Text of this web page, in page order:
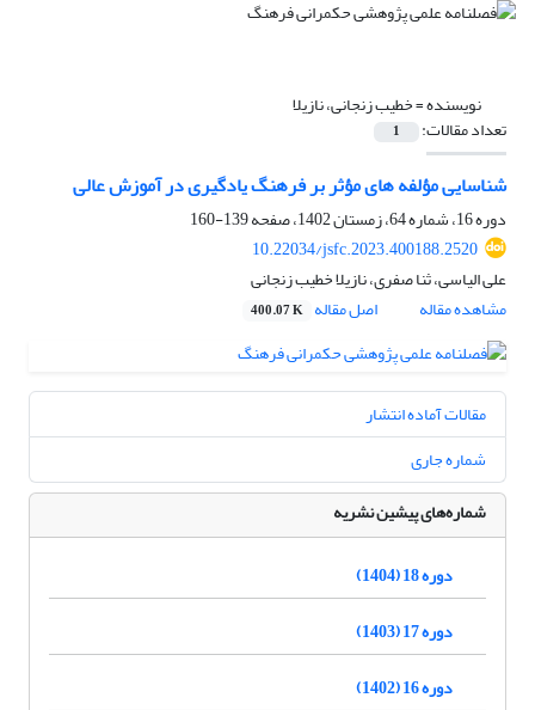
نویسنده =خطیب زنجانی، نازیلا
تعداد مقالات: 1
شناسایی مؤلفه های مؤثر بر فرهنگ یادگیری در آموزش عالی
دوره 16، شماره 64، زمستان 1402، صفحه
139-160
10.22034/jsfc.2023.400188.2520
علی الیاسی، ثنا صفری، نازیلا خطیب زنجانی
مشاهده مقاله
اصل مقاله 400.07 K
مقالات آماده انتشار
شماره جاری
شماره‌های پیشین نشریه
دوره 18 (1404)
دوره 17 (1403)
دوره 16 (1402)